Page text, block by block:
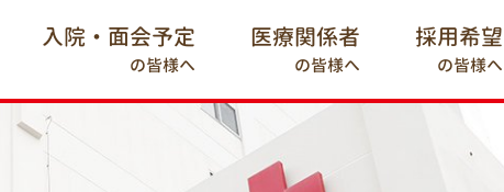
入院・面会予定
の皆様へ
医療関係者
の皆様へ
採用希望
の皆様へ